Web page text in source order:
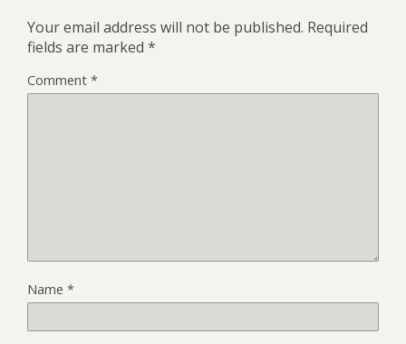
Your email address will not be published. Required
fields are marked *
Comment *
Name *